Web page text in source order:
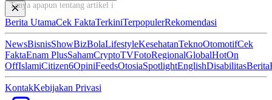
Tanya apapun tentang artikel ini...
Berita UtamaCek FaktaTerkiniTerpopulerRekomendasi
NewsBisnisShowBizBolaLifestyleKesehatanTeknoOtomotifCek
FaktaEnam PlusSahamCryptoTVFotoRegionalGlobalHotOn
OffIslamiCitizen6OpiniFeedsOtosiaSpotlightEnglishDisabilitasBerita
KontakKebijakan Privasi